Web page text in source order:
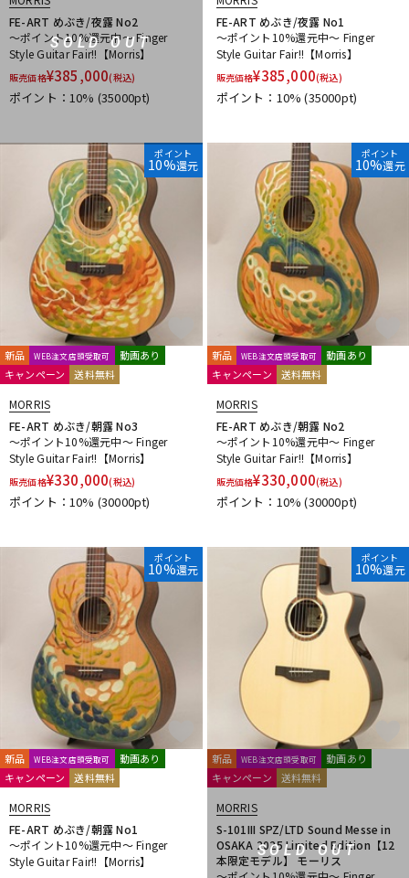
SOLD OUT
FE-ART めぶき/夜露 No2
～ポイント10%還元中～ Finger
Style Guitar Fair!!【Morris】
販売価格¥385,000(税込)
ポイント：10% (35000pt)
FE-ART めぶき/夜露 No1
～ポイント10%還元中～ Finger
Style Guitar Fair!!【Morris】
販売価格¥385,000(税込)
ポイント：10%(35000pt)
ポイント
10%還元
新品 WEB注文店頭受取可
動画あり
キャンペーン
送料無料
MORRIS
FE-ART めぶき/朝露 No3
～ポイント10%還元中～ Finger
Style Guitar Fair!!【Morris】
販売価格¥330,000(税込)
ポイント：10% (30000pt)
ポイント
10%還元
新品 WEB注文店頭受取可
動画あり
キャンペーン
送料無料
MORRIS
FE-ART めぶき/朝露 No2
～ポイント10%還元中～ Finger
Style Guitar Fair!!【Morris】
販売価格¥330,000(税込)
ポイント：10%(30000pt)
ポイント
10%還元
新品 WEB注文店頭受取可
動画あり
キャンペーン
送料無料
MORRIS
FE-ART めぶき/朝露 No1
～ポイント10%還元中～ Finger
Style Guitar Fair!!【Morris】
SOLD OUT
ポイント
10%還元
新品 WEB注文店頭受取可
動画あり
キャンペーン
送料無料
MORRIS
S-101III SPZ/LTD Sound Messe in
OSAKA 2025 Limited Edition【12
本限定モデル】 モーリス